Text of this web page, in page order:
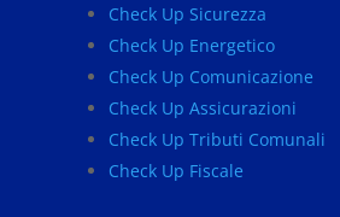
Check Up Sicurezza
Check Up Energetico
Check Up Comunicazione
Check Up Assicurazioni
Check Up Tributi Comunali
Check Up Fiscale